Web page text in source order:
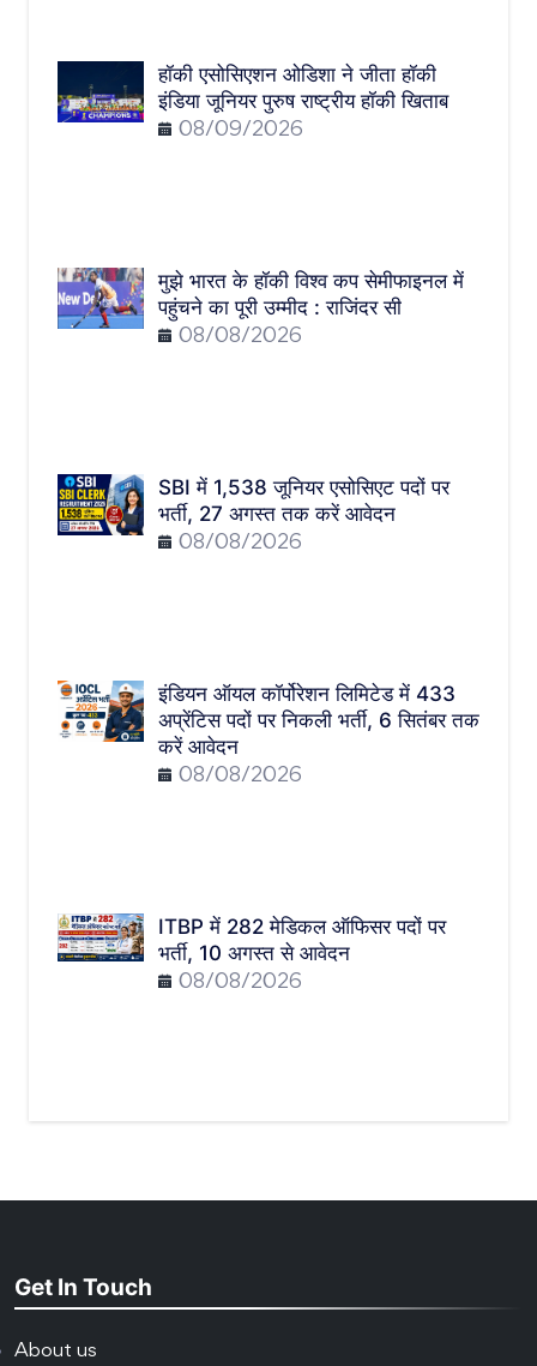
हॉकी एसोसिएशन ओडिशा ने जीता हॉकी
इंडिया जूनियर पुरुष राष्ट्रीय हॉकी खिताब
08/09/2026
मुझे भारत के हॉकी विश्व कप सेमीफाइनल में
पहुंचने का पूरी उम्मीद : राजिंदर सी
08/08/2026
SBI में 1,538 जूनियर एसोसिएट पदों पर
भर्ती, 27 अगस्त तक करें आवेदन
08/08/2026
इंडियन ऑयल कॉर्पोरेशन लिमिटेड में 433
अप्रेंटिस पदों पर निकली भर्ती, 6 सितंबर तक
करें आवेदन
08/08/2026
ITBP में 282 मेडिकल ऑफिसर पदों पर
भर्ती, 10 अगस्त से आवेदन
08/08/2026
Get In Touch
About us